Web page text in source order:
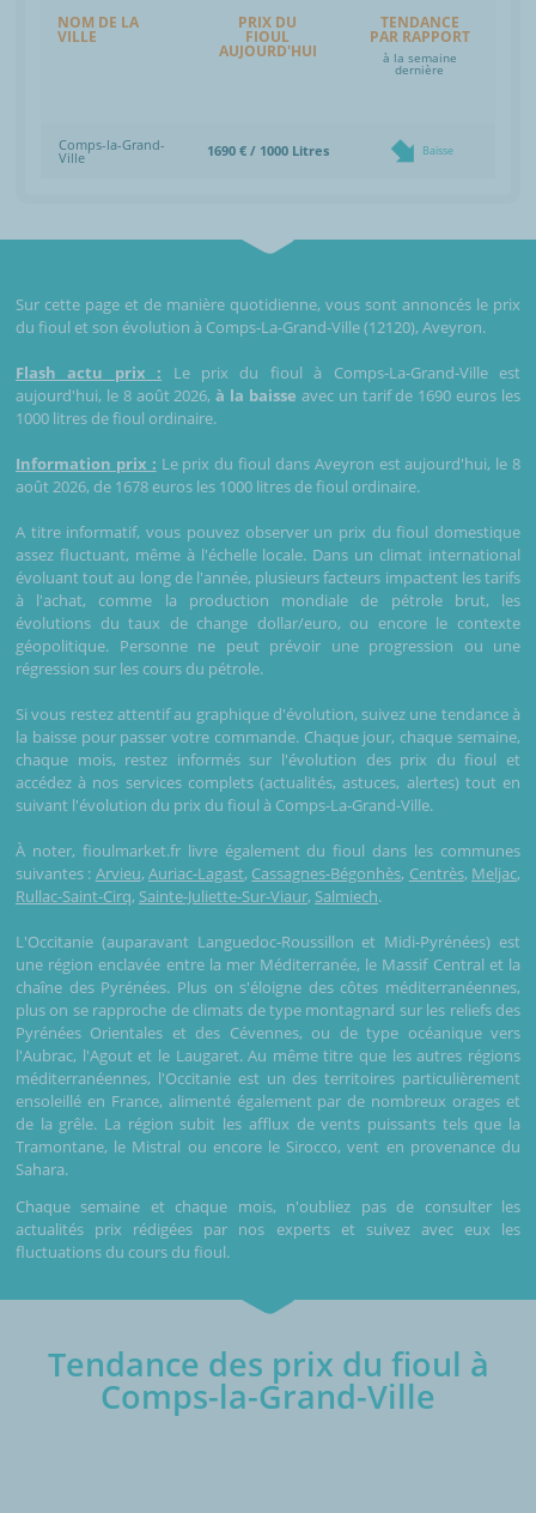
NOM DE LA
VILLE
PRIX DU
FIOUL
AUJOURD'HUI
TENDANCE
PAR RAPPORT
à la semaine
dernière
Comps-la-Grand-
Ville 1690 € / 1000 Litres Baisse
Sur cette page et de manière quotidienne, vous sont annoncés le prix
du fioul et son évolution à Comps-La-Grand-Ville (12120), Aveyron.
Flash actu prix : Le prix du fioul à Comps-La-Grand-Ville est
aujourd'hui, le 8 août 2026,à la baisse avec un tarif de 1690 euros les
1000 litres de fioul ordinaire.
Information prix : Le prix du fioul dans Aveyron est aujourd'hui, le 8
août 2026, de 1678 euros les 1000 litres de fioul ordinaire.
A titre informatif, vous pouvez observer un prix du fioul domestique
assez fluctuant, même à l'échelle locale. Dans un climat international
évoluant tout au long de l'année, plusieurs facteurs impactent les tarifs
à l'achat, comme la production mondiale de pétrole brut, les
évolutions du taux de change dollar/euro, ou encore le contexte
géopolitique. Personne ne peut prévoir une progression ou une
régression sur les cours du pétrole.
Si vous restez attentif au graphique d'évolution, suivez une tendance à
la baisse pour passer votre commande. Chaque jour, chaque semaine,
chaque mois, restez informés sur l'évolution des prix du fioul et
accédez à nos services complets (actualités, astuces, alertes) tout en
suivant l'évolution du prix du fioul à Comps-La-Grand-Ville.
À noter, fioulmarket.fr livre également du fioul dans les communes
suivantes : Arvieu,Auriac-Lagast, Cassagnes-Bégonhès, Centrès, Meljac,
Rullac-Saint-Cirq, Sainte-Juliette-Sur-Viaur, Salmiech.
L'Occitanie (auparavant Languedoc-Roussillon et Midi-Pyrénées) est
une région enclavée entre la mer Méditerranée, le Massif Central et la
chaîne des Pyrénées. Plus on s'éloigne des côtes méditerranéennes,
plus on se rapproche de climats de type montagnard sur les reliefs des
Pyrénées Orientales et des Cévennes, ou de type océanique vers
l'Aubrac, l'Agout et le Laugaret. Au même titre que les autres régions
méditerranéennes, l'Occitanie est un des territoires particulièrement
ensoleillé en France, alimenté également par de nombreux orages et
de la grêle. La région subit les afflux de vents puissants tels que la
Tramontane, le Mistral ou encore le Sirocco, vent en provenance du
Sahara.
Chaque semaine et chaque mois, n'oubliez pas de consulter les
actualités prix rédigées par nos experts et suivez avec eux les
fluctuations du cours du fioul.
Tendance des prix du fioul à
Comps-la-Grand-Ville